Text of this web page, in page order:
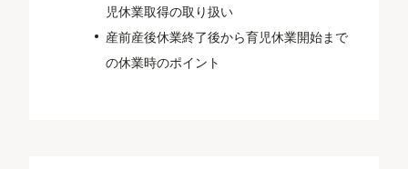
児休業取得の取り扱い
産前産後休業終了後から育児休業開始まで
の休業時のポイント